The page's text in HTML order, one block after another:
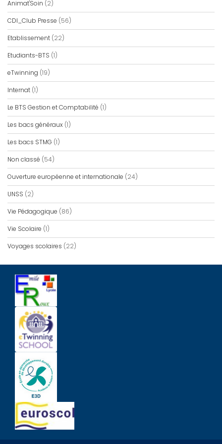
Animat'Soin (2)
CDI_Club Presse (56)
Etablissement (22)
Etudiants-BTS (1)
eTwinning (19)
Internat (1)
Le BTS Gestion et Comptabilité (1)
Les bacs généraux (1)
Les bacs STMG (1)
Non classé (54)
Ouverture européenne et internationale (24)
UNSS (2)
Vie Pédagogique (86)
Vie Scolaire (1)
Voyages scolaires (22)